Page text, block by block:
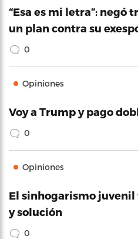
“Esa es mi letra”: negó
un plan contra su
0
Opiniones
Voy a Trump y pago
0
Opiniones
El sinhogarismo
y solución
0